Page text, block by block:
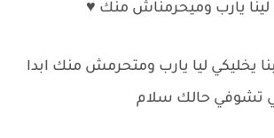
لينا يارب وميحرمناش منك ♥
يخليكي ليا يارب ومتحرمش منك ابدا
تشوفي حالك سلام